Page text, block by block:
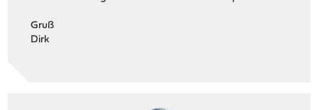
Gruß
Dirk